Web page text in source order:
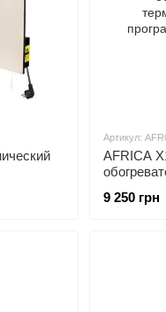
Артикул:
AFRICA
9 250 грн